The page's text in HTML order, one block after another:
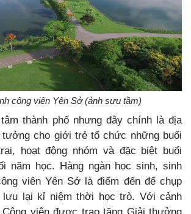
công viên Yên Sở (ảnh sưu tầm)
thành phố nhưng đây chính là địa
cho giới trẻ tổ chức những buổi
hoạt động nhóm và đặc biệt buổi
năm học. Hàng ngàn học sinh, sinh
viên Yên Sở là điểm đến để chụp
lưu lại kỉ niệm thời học trò. Với cảnh